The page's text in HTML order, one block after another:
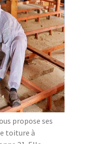
propose ses
toiture à